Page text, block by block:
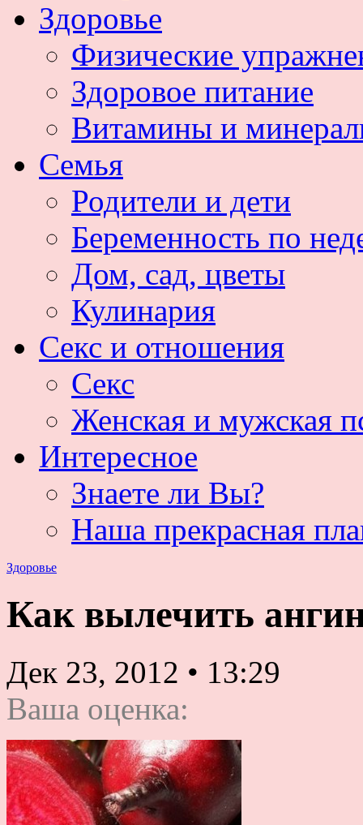
Здоровье
Физические
Здоровое питание
Витамины и
Семья
Родители и дети
Беременность по
Дом, сад, цветы
Кулинария
Секс и отношения
Секс
Женская и мужская
Интересное
Знаете ли Вы?
Наша прекрасная
Здоровье
Как вылечить
Дек 23, 2012 • 13:29
Ваша оценка: